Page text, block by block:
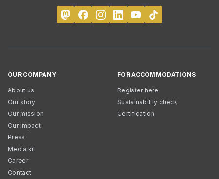
OUR COMPANY
About us
Our story
Our mission
Our impact
Press
Media kit
Career
Contact
FOR ACCOMMODATIONS
Register here
Sustainability check
Certification